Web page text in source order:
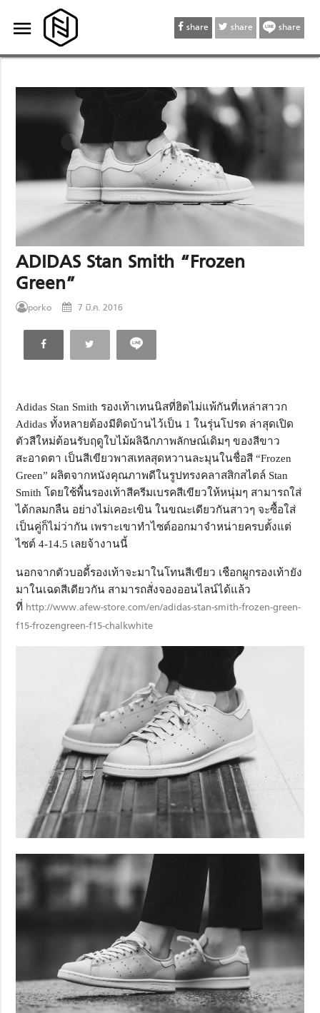
menu
menu share share share
ADIDAS Stan Smith “Frozen
Green”
porko 7 มี.ค. 2016
Adidas Stan Smith รองเท้าเทนนิสที่ฮิตไม่แพ้กันที่เหล่าสาวก
Adidas ทั้งหลายต้องมีติดบ้านไว้เป็น 1 ในรุ่นโปรด ล่าสุดเปิด
ตัวสีใหม่ต้อนรับฤดูใบไม้ผลิฉีกภาพลักษณ์เดิมๆ ของสีขาว
สะอาดตา เป็นสีเขียวพาสเทลสุดหวานละมุนในชื่อสี “Frozen
Green” ผลิตจากหนังคุณภาพดีในรูปทรงคลาสสิกสไตล์ Stan
Smith โดยใช้พื้นรองเท้าสีครีมเบรคสีเขียวให้หนุ่มๆ สามารถใส่
ได้กลมกลืน อย่างไม่เคอะเขิน ในขณะเดียวกันสาวๆ จะซื้อใส่
เป็นคู่ก็ไม่ว่ากัน เพราะเขาทำไซต์ออกมาจำหน่ายครบตั้งแต่
ไซต์ 4-14.5 เลยจ้างานนี้
นอกจากตัวบอดี้รองเท้าจะมาในโทนสีเขียว เชือกผูกรองเท้ายัง
มาในเฉดสีเดียวกัน สามารถสั่งจองออนไลน์ได้แล้ว
ที่ http://www.afew-store.com/en/adidas-stan-smith-frozen-green-
f15-frozengreen-f15-chalkwhite